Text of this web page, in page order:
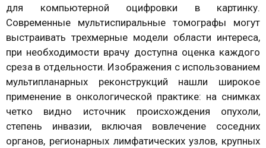
для компьютерной оцифровки в картинку.
Современные мультиспиральные томографы могут
выстраивать трехмерные модели области интереса,
при необходимости врачу доступна оценка каждого
среза в отдельности. Изображения с использованием
мультипланарных реконструкций нашли широкое
применение в онкологической практике: на снимках
четко видно источник происхождения опухоли,
степень инвазии, включая вовлечение соседних
органов, регионарных лимфатических узлов, крупных